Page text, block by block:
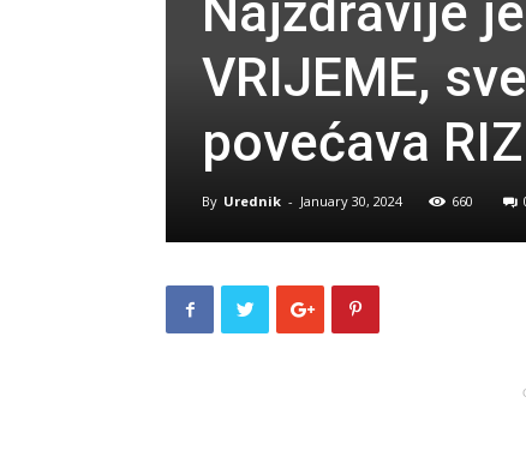
Najzdravije
VRIJEME,
povećava
By Urednik - January 30, 2024 660